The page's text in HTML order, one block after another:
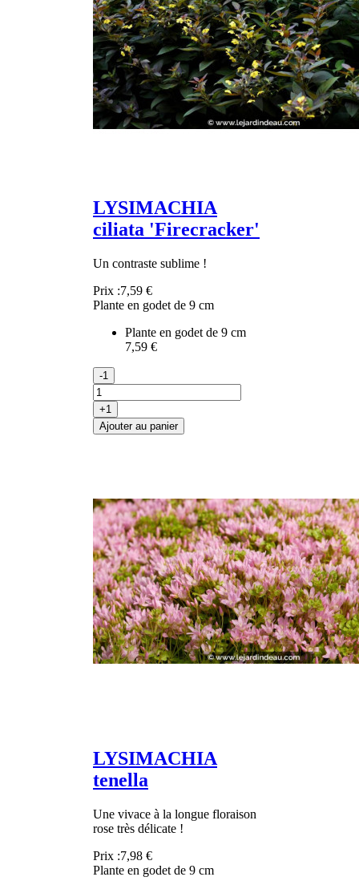
LYSIMACHIA
ciliata 'Firecracker'
Un contraste sublime !
Prix :7,59 €
Plante en godet de 9 cm
Plante en godet de 9 cm
7,59 €
-1
+1
Ajouter au panier
LYSIMACHIA
tenella
Une vivace à la longue floraison
rose très délicate !
Prix :7,98 €
Plante en godet de 9 cm